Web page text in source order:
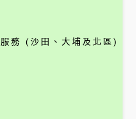
務 (沙田、大埔及北區)